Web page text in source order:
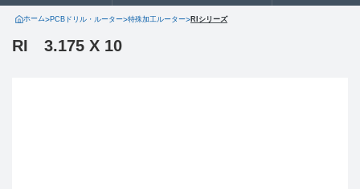
製品に関するお問い合わせはこちら
ホーム>PCBドリル・ルーター>特殊加工ルーター> RIシリーズ
RI 3.175 X 10